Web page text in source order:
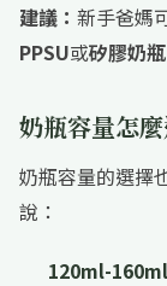
建議： 新手爸媽
PPSU或矽膠奶瓶
奶瓶容量怎
奶瓶容量的選擇
說：
120ml-160ml